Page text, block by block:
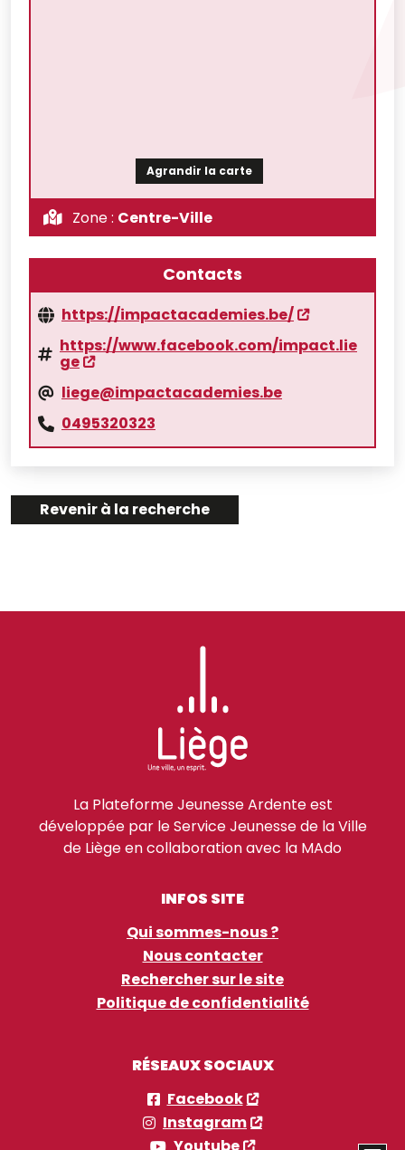
Agrandir la carte
Zone : Centre-Ville
Contacts
https://impactacademies.be/
https://www.facebook.com/impact.lie
ge
liege@impactacademies.be
0495320323
Revenir à la recherche
La Plateforme Jeunesse Ardente est
développée par le Service Jeunesse de la Ville
de Liège en collaboration avec la MAdo
INFOS SITE
Qui sommes-nous ?
Nous contacter
Rechercher sur le site
Politique de confidentialité
RÉSEAUX SOCIAUX
Facebook
Instagram